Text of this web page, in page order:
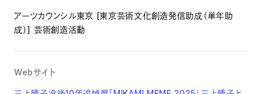
アーツカウンシル東京 [東京芸術文化創造発信助成（単年助
成）] 芸術創造活動
Webサイト